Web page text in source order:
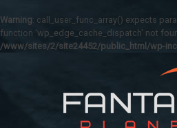
Warning: call_user_func_array() expects
function 'wp_edge_cache_dispatch' not
/www/sites/2/site24452/public_html/wp-